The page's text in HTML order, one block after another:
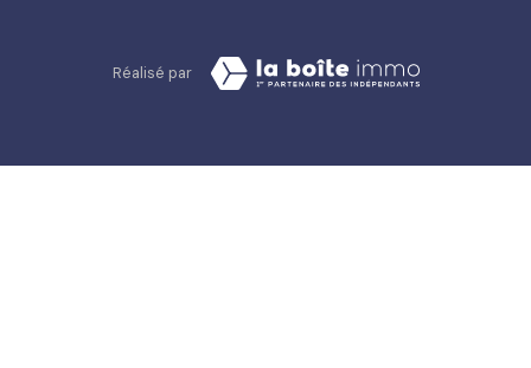
Réalisé par